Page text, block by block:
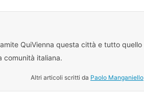
QuiVienna questa città e tutto quello
comunità italiana.
Altri articoli scritti da Paolo Manganiello